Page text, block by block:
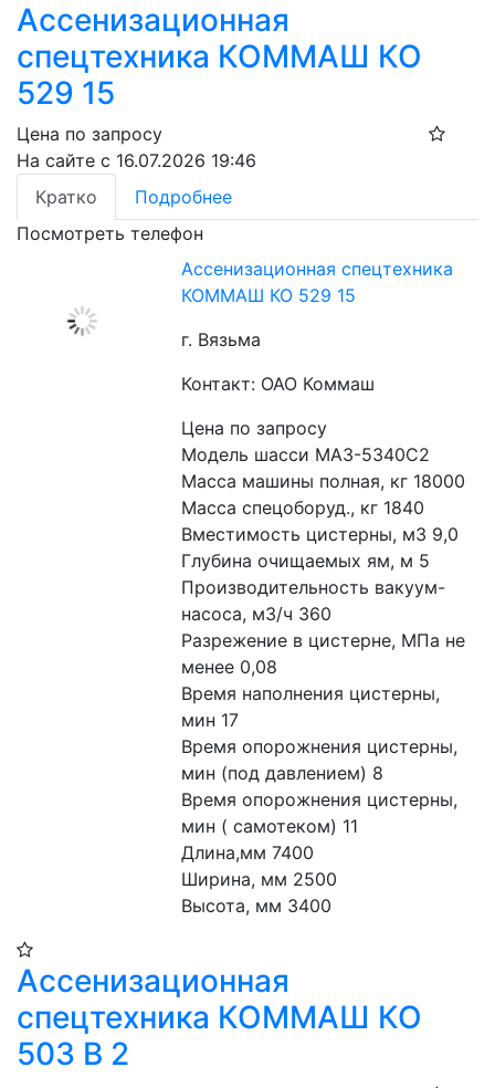
Ассенизационная
спецтехника КОММАШ КО
529 15
Цена по запросу
На сайте с 16.07.2026 19:46
Кратко
Подробнее
Посмотреть телефон
Ассенизационная спецтехника
КОММАШ КО 529 15
г. Вязьма
Контакт: ОАО Коммаш
Цена по запросу
Модель шасси МАЗ-5340С2
Масса машины полная, кг 18000
Масса спецоборуд., кг 1840
Вместимость цистерны, м3 9,0
Глубина очищаемых ям, м 5
Производительность вакуум-
насоса, м3/ч 360
Разрежение в цистерне, МПа не
менее 0,08
Время наполнения цистерны,
мин 17
Время опорожнения цистерны,
мин (под давлением) 8
Время опорожнения цистерны,
мин ( самотеком) 11
Длина,мм 7400
Ширина, мм 2500
Высота, мм 3400
Ассенизационная
спецтехника КОММАШ КО
503 В 2